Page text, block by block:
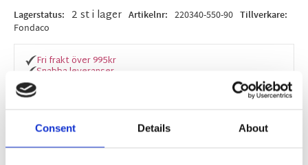
Consent Details About
Lagerstatus 2 st i lager Artikelnr 220340-550-90 Tillverkare
Fondaco
Fri frakt över 995kr
Snabba leveranser
BESKRIVNING